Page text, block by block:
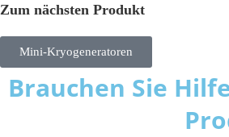
Zum nächsten Produkt
Mini-Kryogeneratoren
Brauchen Sie